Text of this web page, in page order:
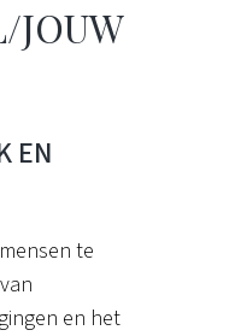
JOUW
EN
te
en het